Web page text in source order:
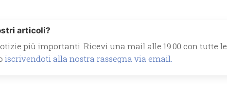
articoli?
più importanti. Ricevi una mail alle 19.00 con tutte le
iscrivendoti alla nostra rassegna via email.